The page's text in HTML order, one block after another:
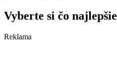
Vyberte si čo najlepšie
Reklama